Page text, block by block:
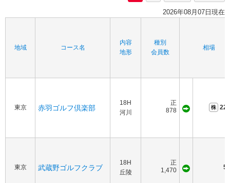
2026年08月07日現在
地域 コース名
内容
地形
種別
会員数
相場
東京 赤羽ゴルフ倶楽部
18H
河川
正
878
東京 武蔵野ゴルフクラブ
18H
丘陵
正
1,470